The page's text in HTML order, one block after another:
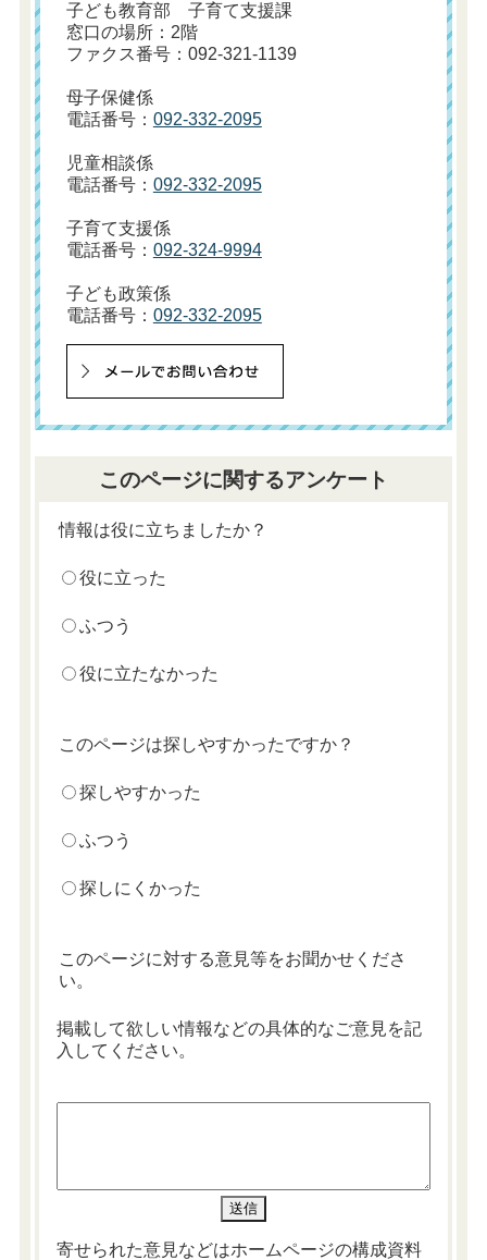
子ども教育部 子育て支援課
窓口の場所：2階
ファクス番号：092-321-1139
母子保健係
電話番号： 092-332-2095
児童相談係
電話番号： 092-332-2095
子育て支援係
電話番号： 092-324-9994
子ども政策係
電話番号： 092-332-2095
このページに関するアンケート
情報は役に立ちましたか？
役に立った
ふつう
役に立たなかった
このページは探しやすかったですか？
探しやすかった
ふつう
探しにくかった
このページに対する意見等をお聞かせくださ
い。
掲載して欲しい情報などの具体的なご意見を記
入してください。
寄せられた意見などはホームページの構成資料